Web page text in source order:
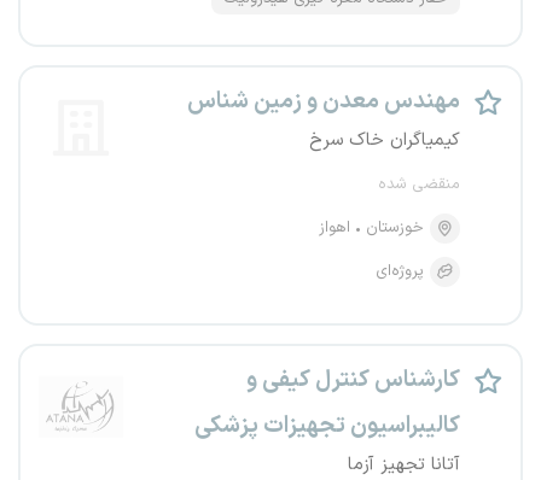
مهندس معدن و زمین شناس
کیمیاگران خاک سرخ
منقضی شده
خوزستان
اهواز
پروژه‌ای
کارشناس کنترل کیفی و
کالیبراسیون تجهیزات پزشکی
آتانا تجهیز آزما